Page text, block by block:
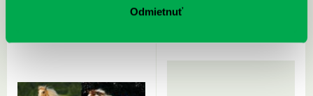
Odmietnuť
japonskou kuchyňou a etiketou